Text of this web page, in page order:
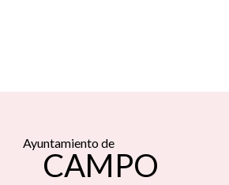
Ayuntamiento de
CAMPO